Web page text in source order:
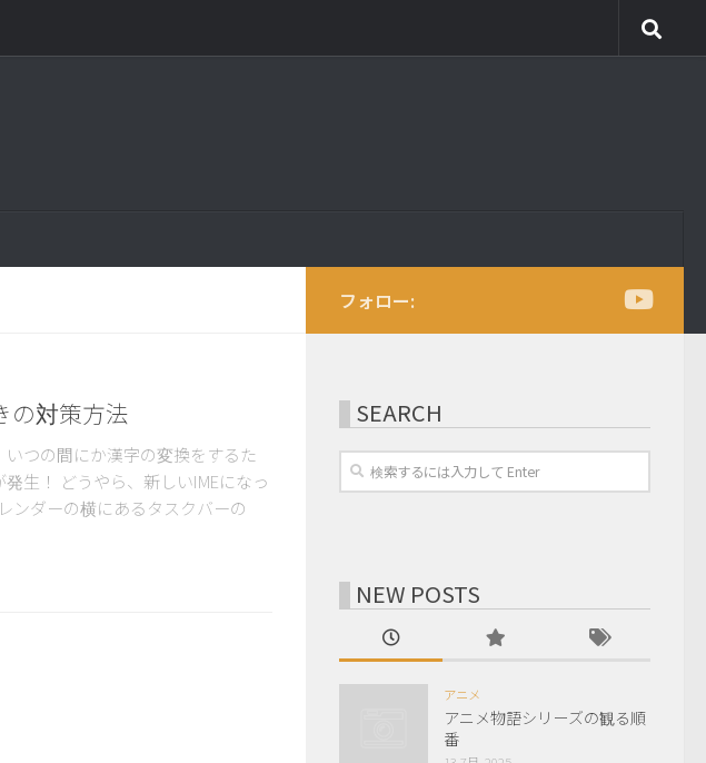
の対策方法
つの間にか漢字の変換をするた
生！ どうやら、新しいIMEになっ
ンダーの横にあるタスクバーの
フォロー:
SEARCH
NEW POSTS
アニメ
アニメ物語シリーズの観る順
番